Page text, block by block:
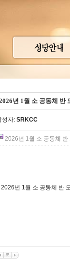
년 1월 소 공동체 반
성자: SRKCC
2026년 1월 소 공동체
2026년 1월 소 공동체 반